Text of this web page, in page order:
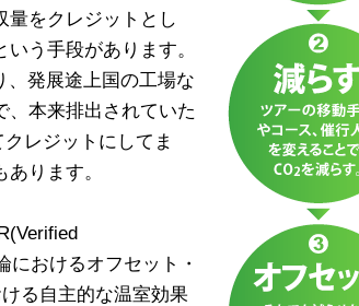
量をクレジットとし
う手段があります。
、発展途上国の工場な
、本来排出されていた
レジットにしてま
ります。
おけるオフセット・
る自主的な温室効果